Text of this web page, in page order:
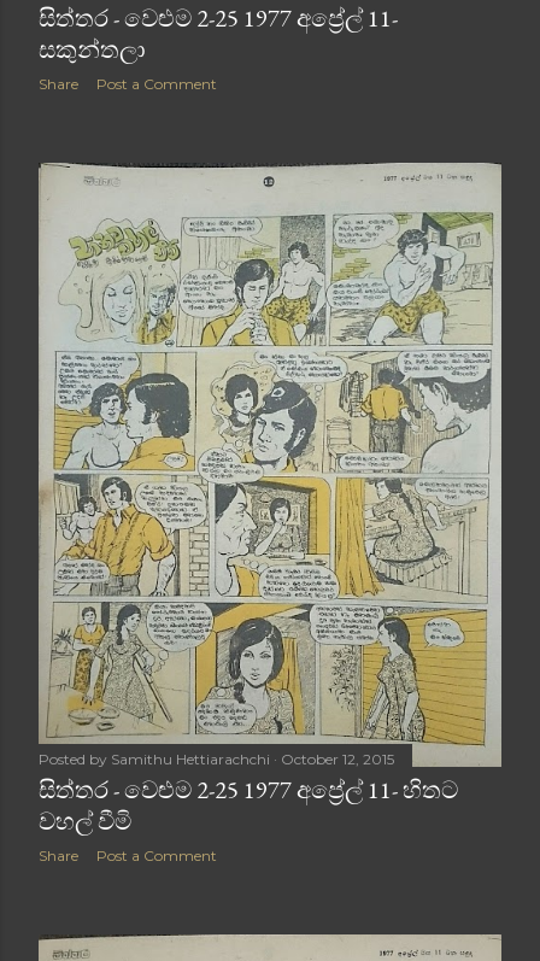
සිත්තර - වෙළුම 2-25 1977 අප්‍රේල් 11-
සකුන්තලා
Share Post a Comment
Posted by Samithu Hettiarachchi October 12, 2015
සිත්තර - වෙළුම 2-25 1977 අප්‍රේල් 11- හිතට
වහල් වීමි
Share Post a Comment